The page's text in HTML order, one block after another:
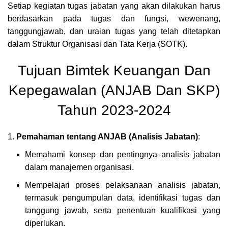
Setiap kegiatan tugas jabatan yang akan dilakukan harus
berdasarkan pada tugas dan fungsi, wewenang,
tanggungjawab, dan uraian tugas yang telah ditetapkan
dalam Struktur Organisasi dan Tata Kerja (SOTK).
Tujuan Bimtek Keuangan Dan
Kepegawalan (ANJAB Dan SKP)
Tahun 2023-2024
Pemahaman tentang ANJAB (Analisis Jabatan):
Memahami konsep dan pentingnya analisis jabatan
dalam manajemen organisasi.
Mempelajari proses pelaksanaan analisis jabatan,
termasuk pengumpulan data, identifikasi tugas dan
tanggung jawab, serta penentuan kualifikasi yang
diperlukan.